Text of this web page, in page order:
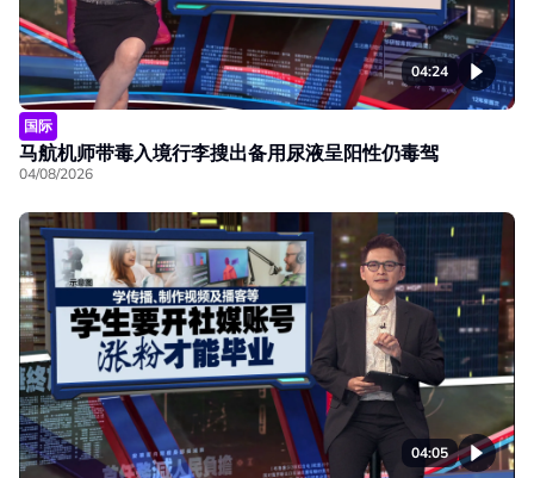
04:24
国际
马航机师带毒入境行李搜出备用尿液呈阳性仍毒驾
04/08/2026
04:05